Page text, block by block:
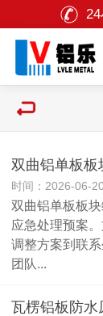
双曲铝单板板
时间：2026-06-
双曲铝单板板
应急处理预案
调整方案到联
团队...
瓦楞铝板防水